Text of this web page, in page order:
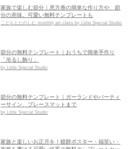
家族で楽しむ節分｜恵方巻の簡単な作り方や、節
分の意味。可愛い無料テンプレートも
こどもとたのしむ monthly art class by Little Special Studio
節分の無料テンプレート｜おうちで簡単手作り
「吊るし飾り」
by Little Special Studio
節分の無料テンプレート｜ガーランドやパーティ
ーサイン、プレースマットまで
by Little Special Studio
家族と楽しいお正月を！鏡餅ポスター・福笑い・